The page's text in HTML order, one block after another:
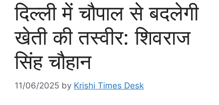
दिल्ली में चौपाल से बदलेगी
खेती की तस्वीर: शिवराज
सिंह चौहान
11/06/2025 by Krishi Times Desk